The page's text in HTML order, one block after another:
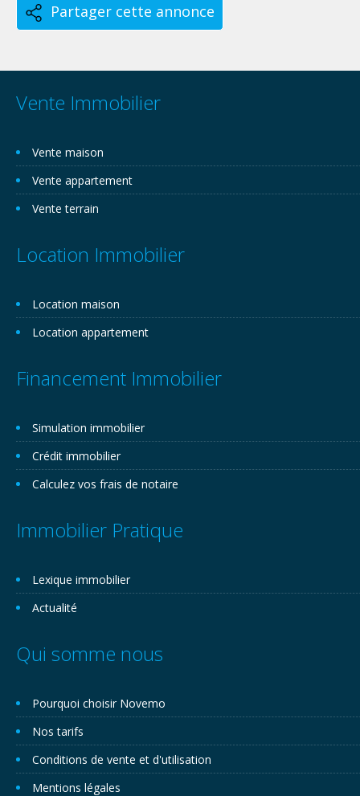
Partager cette annonce
Vente Immobilier
Vente maison
Vente appartement
Vente terrain
Location Immobilier
Location maison
Location appartement
Financement Immobilier
Simulation immobilier
Crédit immobilier
Calculez vos frais de notaire
Immobilier Pratique
Lexique immobilier
Actualité
Qui somme nous
Pourquoi choisir Novemo
Nos tarifs
Conditions de vente et d'utilisation
Mentions légales